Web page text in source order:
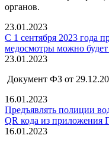
органов.
23.01.2023
С 1 сентября 2023 года
медосмотры можно
23.01.2023
Документ ФЗ от
16.01.2023
Предъявлять полиции
QR кода из приложения
16.01.2023